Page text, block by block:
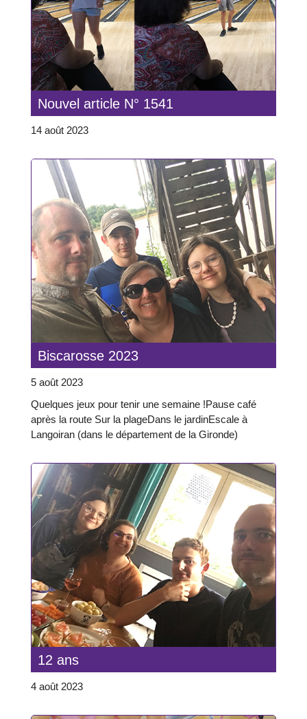
Nouvel article N° 1541
14 août 2023
Biscarosse 2023
5 août 2023
Quelques jeux pour tenir une semaine !Pause café
après la route Sur la plageDans le jardinEscale à
Langoiran (dans le département de la Gironde)
12 ans
4 août 2023